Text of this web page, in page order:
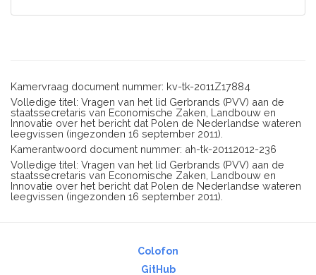
Kamervraag document nummer: kv-tk-2011Z17884
Volledige titel: Vragen van het lid Gerbrands (PVV) aan de
staatssecretaris van Economische Zaken, Landbouw en
Innovatie over het bericht dat Polen de Nederlandse wateren
leegvissen (ingezonden 16 september 2011).
Kamerantwoord document nummer: ah-tk-20112012-236
Volledige titel: Vragen van het lid Gerbrands (PVV) aan de
staatssecretaris van Economische Zaken, Landbouw en
Innovatie over het bericht dat Polen de Nederlandse wateren
leegvissen (ingezonden 16 september 2011).
Colofon
GitHub